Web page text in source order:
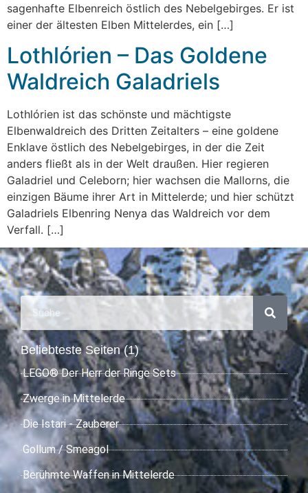
sagenhafte Elbenreich östlich des Nebelgebirges. Er ist
einer der ältesten Elben Mittelerdes, ein […]
Lothlórien – Das Goldene
Waldreich Galadriels
Lothlórien ist das schönste und mächtigste
Elbenwaldreich des Dritten Zeitalters – eine goldene
Enklave östlich des Nebelgebirges, in der die Zeit
anders fließt als in der Welt draußen. Hier regieren
Galadriel und Celeborn; hier wachsen die Mallorns, die
einzigen Bäume ihrer Art in Mittelerde; und hier schützt
Galadriels Elbenring Nenya das Waldreich vor dem
Verfall. […]
Beliebteste Seiten (1)
LEGO® Der Herr der Ringe Sets
Zwerge in Mittelerde
Die Istari - Zauberer
Gollum / Smeagol
Berühmte Waffen in Mittelerde